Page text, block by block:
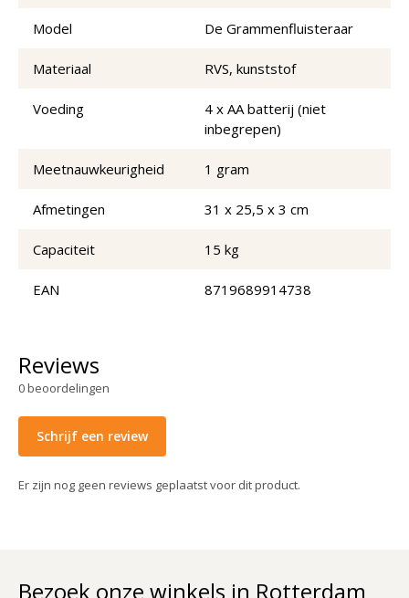
Model De Grammenfluisteraar
Materiaal RVS, kunststof
Voeding
4 x AA batterij (niet
inbegrepen)
Meetnauwkeurigheid 1 gram
Afmetingen 31 x 25,5 x 3 cm
Capaciteit 15 kg
EAN 8719689914738
Reviews
0beoordelingen
Schrijf een review
Er zijn nog geen reviews geplaatst voor dit product.
Bezoek onze winkels in Rotterdam